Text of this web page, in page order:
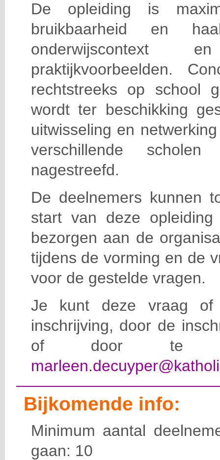
De opleiding is
bruikbaarheid en
praktijkvoorbeelden.
rechtstreeks op school
wordt ter beschikking
uitwisseling en
verschillende scholen
nagestreefd.
De deelnemers kunnen
start van deze
bezorgen aan de
tijdens de vorming en de
voor de gestelde vragen.
Je kunt deze vraag of
inschrijving, door de
of door te e-
Bijkomende info:
Minimum aantal
gaan: 10